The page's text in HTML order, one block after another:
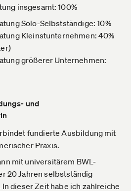
insgesamt: 100%
Solo-Selbstständige: 10%
Kleinstunternehmen: 40%
größerer Unternehmen:
und
fundierte Ausbildung mit
Praxis.
mit universitärem BWL-
20 Jahren selbstständig
dieser Zeit habe ich zahlreiche